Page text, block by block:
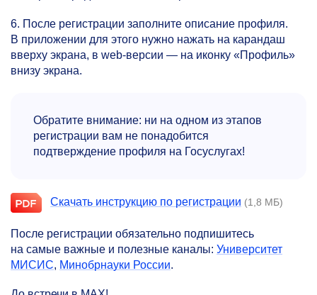
6. После регистрации заполните описание профиля.
В приложении для этого нужно нажать на карандаш
вверху экрана, в web-версии — на иконку «Профиль»
внизу экрана.
Обратите внимание: ни на одном из этапов
регистрации вам не понадобится
подтверждение профиля на Госуслугах!
Скачать инструкцию по регистрации (1,8 МБ)
После регистрации обязательно подпишитесь
на самые важные и полезные каналы: Университет
МИСИС, Минобрнауки России.